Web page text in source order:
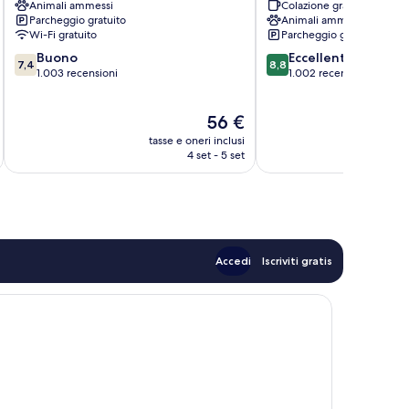
Barstow
Animali ammessi
Parcheggio gratuito
Wi-Fi gratuito
7.4
su
7,4 Buono
1.003 recensioni
Il
prezzo
attuale
56 €
tasse e oneri inclusi
4 set - 5 set
66
Barstow
Colazione gratuita
Animali ammessi
Parcheggio gratuito
8.8
su
8,8 Eccellente
1.002 recensioni
Accedi Iscriviti gratis